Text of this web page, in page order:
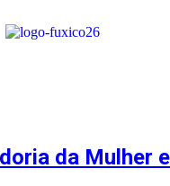
da